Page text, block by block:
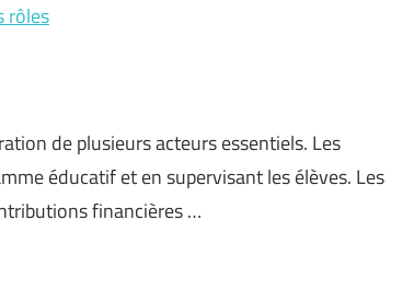
rôles
de plusieurs acteurs essentiels. Les
éducatif et en supervisant les élèves. Les
financières …